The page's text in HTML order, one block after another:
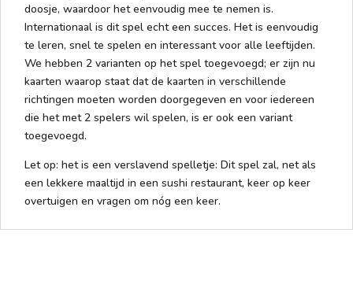
doosje, waardoor het eenvoudig mee te nemen is.
Internationaal is dit spel echt een succes. Het is eenvoudig
te leren, snel te spelen en interessant voor alle leeftijden.
We hebben 2 varianten op het spel toegevoegd; er zijn nu
kaarten waarop staat dat de kaarten in verschillende
richtingen moeten worden doorgegeven en voor iedereen
die het met 2 spelers wil spelen, is er ook een variant
toegevoegd.
Let op: het is een verslavend spelletje: Dit spel zal, net als
een lekkere maaltijd in een sushi restaurant, keer op keer
overtuigen en vragen om nóg een keer.